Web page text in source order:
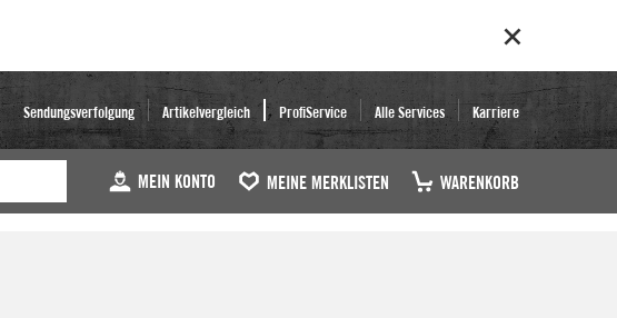
Sendungsverfolgung Artikelvergleich ProfiService Alle Services Karriere
MEIN KONTO MEINE MERKLISTEN WARENKORB